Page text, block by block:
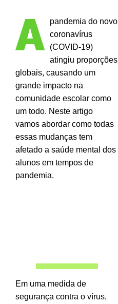
A
pandemia do novo
coronavírus
(COVID-19)
atingiu proporções
globais, causando um
grande impacto na
comunidade escolar como
um todo. Neste artigo
vamos abordar como todas
essas mudanças tem
afetado a saúde mental dos
alunos em tempos de
pandemia.
Em uma medida de
segurança contra o vírus,